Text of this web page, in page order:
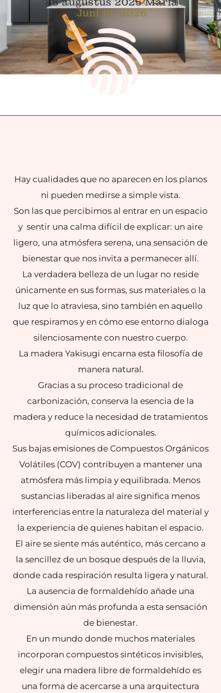
Juni 16, 2026
Hay cualidades que no aparecen en los planos
ni pueden medirse a simple vista.
Son las que percibimos al entrar en un espacio
y sentir una calma difícil de explicar: un aire
ligero, una atmósfera serena, una sensación de
bienestar que nos invita a permanecer allí.
La verdadera belleza de un lugar no reside
únicamente en sus formas, sus materiales o la
luz que lo atraviesa, sino también en aquello
que respiramos y en cómo ese entorno dialoga
silenciosamente con nuestro cuerpo.
La madera Yakisugi encarna esta filosofía de
manera natural.
Gracias a su proceso tradicional de
carbonización, conserva la esencia de la
madera y reduce la necesidad de tratamientos
químicos adicionales.
Sus bajas emisiones de Compuestos Orgánicos
Volátiles (COV) contribuyen a mantener una
atmósfera más limpia y equilibrada. Menos
sustancias liberadas al aire significa menos
interferencias entre la naturaleza del material y
la experiencia de quienes habitan el espacio.
El aire se siente más auténtico, más cercano a
la sencillez de un bosque después de la lluvia,
donde cada respiración resulta ligera y natural.
La ausencia de formaldehído añade una
dimensión aún más profunda a esta sensación
de bienestar.
En un mundo donde muchos materiales
incorporan compuestos sintéticos invisibles,
elegir una madera libre de formaldehído es
una forma de acercarse a una arquitectura